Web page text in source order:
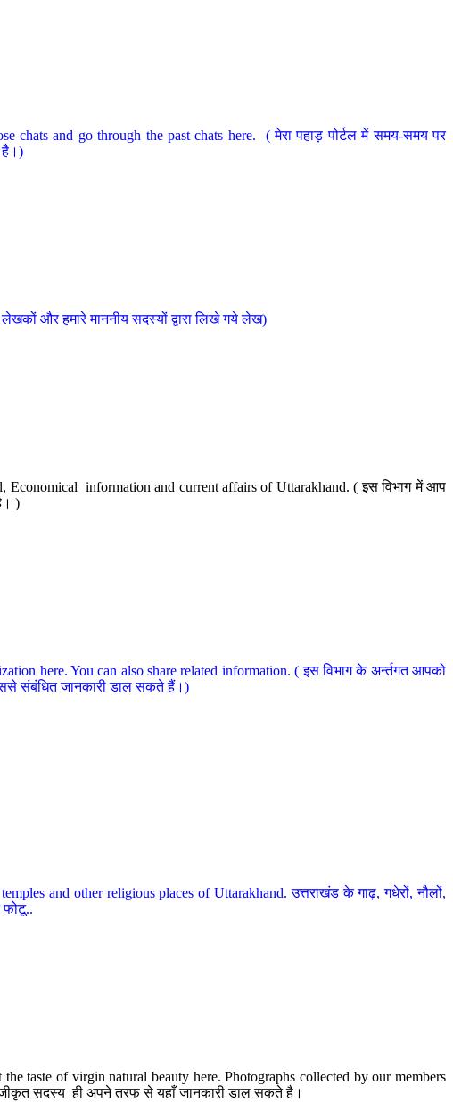
chats and go through the past chats here. ( मेरा पहाड़ पोर्टल में समय-समय पर
है।)
और हमारे माननीय सदस्यों द्वारा लिखे गये लेख)
Economical information and current affairs of Uttarakhand. ( इस विभाग में आप
)
here. You can also share related information. ( इस विभाग के अर्न्तगत आपको
इससे संबंधित जानकारी डाल सकते हैं।)
and other religious places of Uttarakhand. उत्तराखंड के गाढ़, गधेरों, नौलों,
फोटू..
taste of virgin natural beauty here. Photographs collected by our members
सदस्य ही अपने तरफ से यहाँ जानकारी डाल सकते है।